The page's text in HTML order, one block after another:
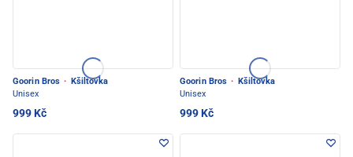
Goorin Bros ·
Kšiltovka
Unisex
999 Kč
Goorin Bros ·
Kšiltovka
Unisex
999 Kč